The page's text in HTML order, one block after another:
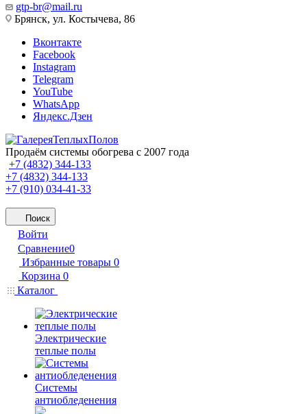
gtp-br@mail.ru
Брянск, ул. Костычева, 86
Вконтакте
Facebook
Instagram
Telegram
YouTube
WhatsApp
Яндекс.Дзен
Продаём системы обогрева с 2007 года
+7 (4832) 344-133
+7 (4832) 344-133
+7 (910) 034-41-33
Поиск
Войти
Сравнение0
Избранные товары 0
Корзина 0
Каталог
Электрические
теплые полы
Системы
антиобледенения